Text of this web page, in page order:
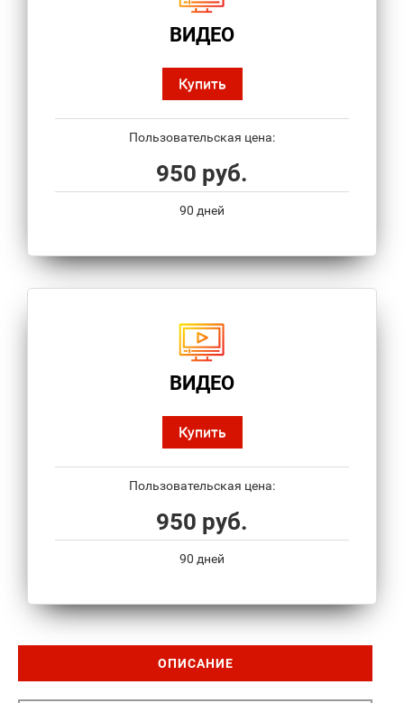
ВИДЕО
Купить
Пользовательская цена:
950 руб.
90 дней
ВИДЕО
Купить
Пользовательская цена:
950 руб.
90 дней
ОПИСАНИЕ